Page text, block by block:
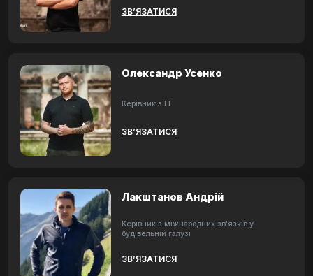
ЗВ’ЯЗАТИСЯ
Олександр Усенко
Керівник з ІТ
ЗВ’ЯЗАТИСЯ
Лакштанов Андрій
Керівник з міжнародних зв'язків у
будівельній галузі
ЗВ’ЯЗАТИСЯ